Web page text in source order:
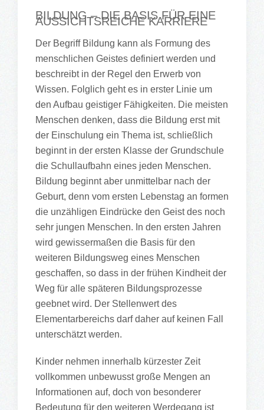
BILDUNG – DIE BASIS FÜR EINE
AUSSICHTSREICHE KARRIERE
Der Begriff Bildung kann als Formung des
menschlichen Geistes definiert werden und
beschreibt in der Regel den Erwerb von
Wissen. Folglich geht es in erster Linie um
den Aufbau geistiger Fähigkeiten. Die meisten
Menschen denken, dass die Bildung erst mit
der Einschulung ein Thema ist, schließlich
beginnt in der ersten Klasse der Grundschule
die Schullaufbahn eines jeden Menschen.
Bildung beginnt aber unmittelbar nach der
Geburt, denn vom ersten Lebenstag an formen
die unzähligen Eindrücke den Geist des noch
sehr jungen Menschen. In den ersten Jahren
wird gewissermaßen die Basis für den
weiteren Bildungsweg eines Menschen
geschaffen, so dass in der frühen Kindheit der
Weg für alle späteren Bildungsprozesse
geebnet wird. Der Stellenwert des
Elementarbereichs darf daher auf keinen Fall
unterschätzt werden.
Kinder nehmen innerhalb kürzester Zeit
vollkommen unbewusst große Mengen an
Informationen auf, doch von besonderer
Bedeutung für den weiteren Werdegang ist